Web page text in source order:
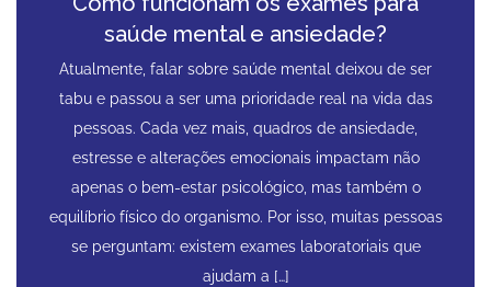
saúde mental e ansiedade?
Atualmente, falar sobre saúde mental deixou de ser
tabu e passou a ser uma prioridade real na vida das
pessoas. Cada vez mais, quadros de ansiedade,
estresse e alterações emocionais impactam não
apenas o bem-estar psicológico, mas também o
equilíbrio físico do organismo. Por isso, muitas pessoas
se perguntam: existem exames laboratoriais que
ajudam a […]